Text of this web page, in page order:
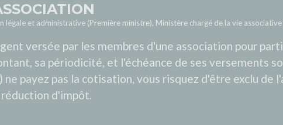
et administrative (Première ministre), Ministère chargé de la vie associative
versée par les membres d'une association pour
sa périodicité, et l'échéance de ses versements
ne payez pas la cotisation, vous risquez d'être exclu de
d'impôt.